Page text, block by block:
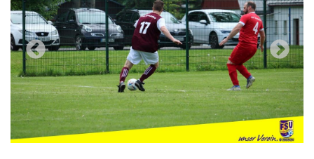
Previous Next